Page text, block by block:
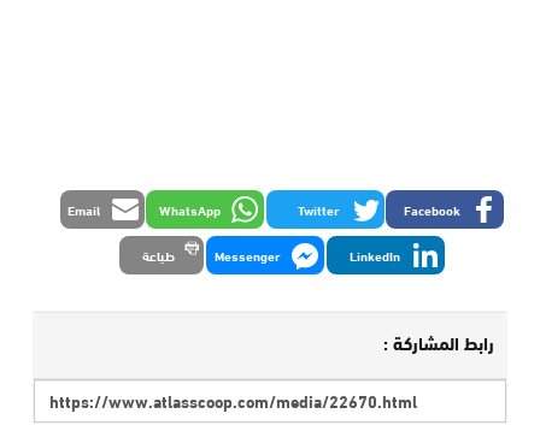
Facebook
Twitter
WhatsApp
Email
LinkedIn
Messenger طباعة
رابط المشاركة :